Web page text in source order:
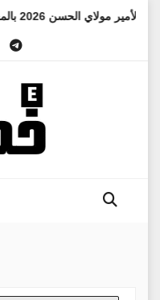
الأمير مولاي الحسن 2026 بالمغرب